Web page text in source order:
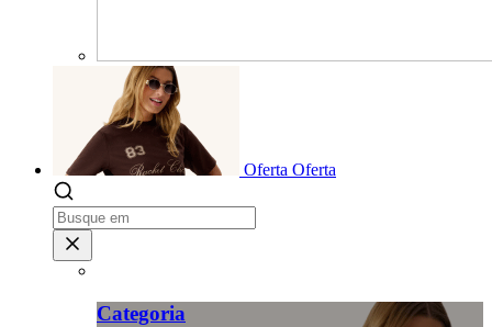
Oferta Oferta
Categoria